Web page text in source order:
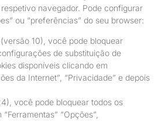
navegador. Pode configurar
ou “preferências” do seu browser:
10), você pode bloquear
de substituição de
disponíveis clicando em
da Internet”, “Privacidade” e depois
você pode bloquear todos os
“Opções”,